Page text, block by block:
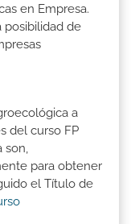
en Empresa.
posibilidad de
a
del curso FP
son,
para obtener
el Título de